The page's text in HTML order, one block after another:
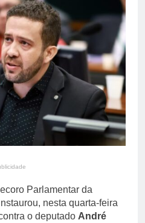
primária em relatório do
Departamento de Estado
4 Dias Ago
Streaming em julho: os
10 filmes mais
comentados do mês
4 Dias Ago
Parlamentar da
nesta quarta-feira
o deputado André